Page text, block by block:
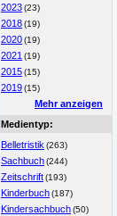
2023(23)
2018(19)
2020(19)
2021 (19)
2015(15)
2019(15)
Mehr anzeigen
Medientyp:
Belletristik (263)
Sachbuch(244)
Zeitschrift(193)
Kinderbuch(187)
Kindersachbuch(50)